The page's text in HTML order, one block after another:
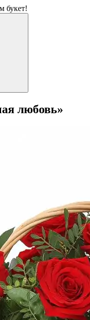
букет!
любовь»